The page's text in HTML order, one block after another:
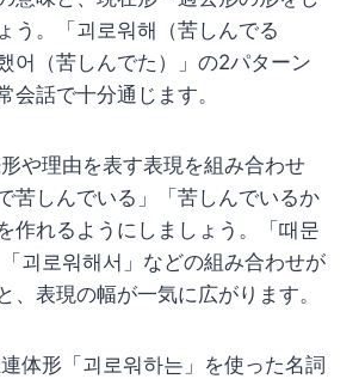
う。「괴로워해（苦しんでる
어（苦しんでた）」の2パターン
会話で十分通じます。
や理由を表す表現を組み合わせ
苦しんでいる」「苦しんでいるか
作れるようにしましょう。「때문
괴로워해서」などの組み合わせが
、表現の幅が一気に広がります。
体形「괴로워하는」を使った名詞